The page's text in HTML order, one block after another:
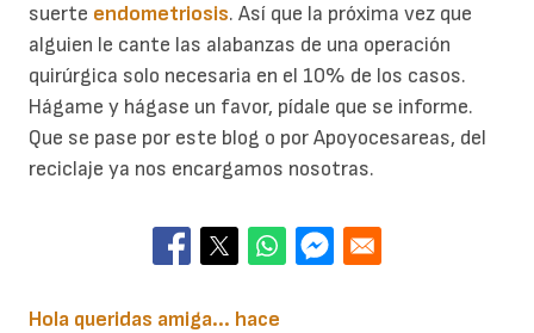
suerte endometriosis. Así que la próxima vez que
alguien le cante las alabanzas de una operación
quirúrgica solo necesaria en el 10% de los casos.
Hágame y hágase un favor, pídale que se informe.
Que se pase por este blog o por Apoyocesareas, del
reciclaje ya nos encargamos nosotras.
Hola queridas amiga... hace